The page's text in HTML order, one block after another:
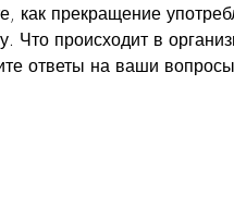
как прекращение
Что происходит в
ответы на ваши